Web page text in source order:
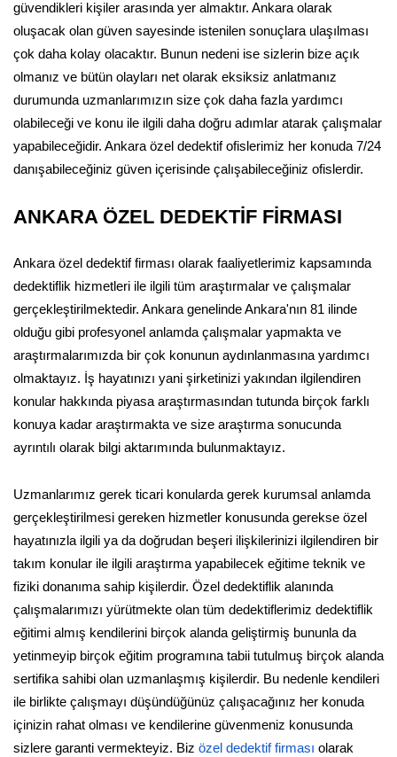
güvendikleri kişiler arasında yer almaktır. Ankara olarak
oluşacak olan güven sayesinde istenilen sonuçlara ulaşılması
çok daha kolay olacaktır. Bunun nedeni ise sizlerin bize açık
olmanız ve bütün olayları net olarak eksiksiz anlatmanız
durumunda uzmanlarımızın size çok daha fazla yardımcı
olabileceği ve konu ile ilgili daha doğru adımlar atarak çalışmalar
yapabileceğidir. Ankara özel dedektif ofislerimiz her konuda 7/24
danışabileceğiniz güven içerisinde çalışabileceğiniz ofislerdir.
ANKARA ÖZEL DEDEKTİF FİRMASI
Ankara özel dedektif firması olarak faaliyetlerimiz kapsamında
dedektiflik hizmetleri ile ilgili tüm araştırmalar ve çalışmalar
gerçekleştirilmektedir. Ankara genelinde Ankara'nın 81 ilinde
olduğu gibi profesyonel anlamda çalışmalar yapmakta ve
araştırmalarımızda bir çok konunun aydınlanmasına yardımcı
olmaktayız. İş hayatınızı yani şirketinizi yakından ilgilendiren
konular hakkında piyasa araştırmasından tutunda birçok farklı
konuya kadar araştırmakta ve size araştırma sonucunda
ayrıntılı olarak bilgi aktarımında bulunmaktayız.
Uzmanlarımız gerek ticari konularda gerek kurumsal anlamda
gerçekleştirilmesi gereken hizmetler konusunda gerekse özel
hayatınızla ilgili ya da doğrudan beşeri ilişkilerinizi ilgilendiren bir
takım konular ile ilgili araştırma yapabilecek eğitime teknik ve
fiziki donanıma sahip kişilerdir. Özel dedektiflik alanında
çalışmalarımızı yürütmekte olan tüm dedektiflerimiz dedektiflik
eğitimi almış kendilerini birçok alanda geliştirmiş bununla da
yetinmeyip birçok eğitim programına tabii tutulmuş birçok alanda
sertifika sahibi olan uzmanlaşmış kişilerdir. Bu nedenle kendileri
ile birlikte çalışmayı düşündüğünüz çalışacağınız her konuda
içinizin rahat olması ve kendilerine güvenmeniz konusunda
sizlere garanti vermekteyiz. Biz özel dedektif firması olarak